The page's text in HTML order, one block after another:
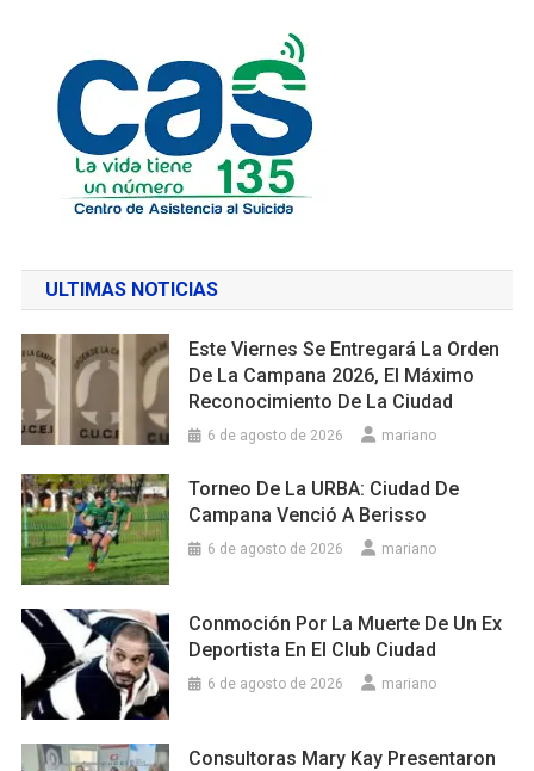
ULTIMAS NOTICIAS
Este Viernes Se Entregará La Orden
De La Campana 2026, El Máximo
Reconocimiento De La Ciudad
6 de agosto de 2026 mariano
Torneo De La URBA: Ciudad De
Campana Venció A Berisso
6 de agosto de 2026 mariano
Conmoción Por La Muerte De Un Ex
Deportista En El Club Ciudad
6 de agosto de 2026 mariano
Consultoras Mary Kay Presentaron